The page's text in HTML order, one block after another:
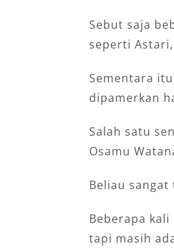
Sebut saja
seperti
Sementara
dipamerkan
Salah satu
Osamu
Beliau sangat
Beberapa
tapi masih